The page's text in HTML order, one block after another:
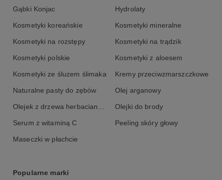
sposób żywienia i prawidłowy tryb życia jest ważny dla
być stosowany jako substytut (zamiennik) zróżnicowanej diety.
Opakowanie zawiera 90 miarek.
Suchy ekstrakt z owocników soplówki jeżowatej (Hericium
erinaceus (Bull.) Pers.) DER 15:1, suchy ekstrakt z błyskoporka
podkorowego (Inonotus obliquus (Ach. ex Pers.) Pilát )
przeciwzbrylająca: dwutlenek krzemu.
składników.
Gąbki Konjac Hydrolaty
Kosmetyki koreańskie Kosmetyki mineralne
Kosmetyki na rozstępy Kosmetyki na trądzik
Kosmetyki polskie Kosmetyki z aloesem
Kosmetyki ze śluzem ślimaka Kremy przeciwzmarszczkowe
Naturalne pasty do zębów Olej arganowy
Olejek z drzewa herbacianego Olejki do brody
Serum z witaminą C Peeling skóry głowy
Maseczki w płachcie
Popularne marki